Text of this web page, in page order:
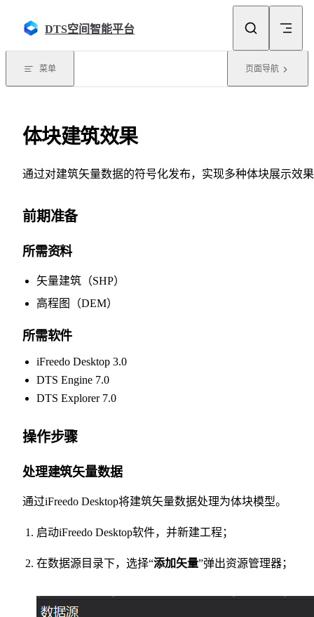
DTS空间智能平台
菜单 页面导航
体块建筑效果
通过对建筑矢量数据的符号化发布，实现多种体块展示效
前期准备
所需资料
矢量建筑（SHP）
高程图（DEM）
所需软件
iFreedo Desktop 3.0
DTS Engine 7.0
DTS Explorer 7.0
操作步骤
处理建筑矢量数据
通过iFreedo Desktop将建筑矢量数据处理为体块模型。
启动iFreedo Desktop软件，并新建工程；
在数据源目录下，选择“添加矢量”弹出资源管理器；